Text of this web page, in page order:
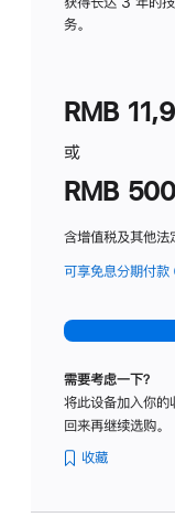
务。
RMB
或
RMB
含增值税及其他法
可享免息分期付款
需要考虑一下？
将此设备加入你的
回来再继续选购。
收藏